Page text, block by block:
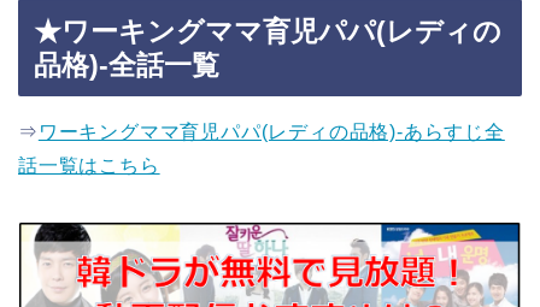
★ワーキングママ育児パパ(レディの
品格)-全話一覧
⇒ ワーキングママ育児パパ(レディの品格)-あらすじ全
話一覧はこちら